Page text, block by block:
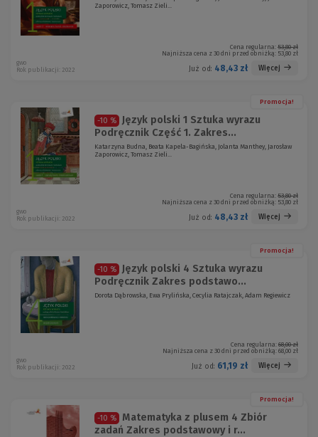
Zaporowicz, Tomasz Zieli...
Cena regularna: 53,80 zł
Najniższa cena z 30 dni przed obniżką: 53,80 zł
Już od: 48,43 zł Więcej
gwo
Rok publikacji: 2022
Promocja!
-10 %
Język polski 1 Sztuka wyrazu
Podręcznik Część 1. Zakres...
Katarzyna Budna, Beata Kapela-Bagińska, Jolanta Manthey, Jarosław
Zaporowicz, Tomasz Zieli...
Cena regularna: 53,80 zł
Najniższa cena z 30 dni przed obniżką: 53,80 zł
Już od: 48,43 zł Więcej
gwo
Rok publikacji: 2022
Promocja!
-10 %
Język polski 4 Sztuka wyrazu
Podręcznik Zakres podstawo...
Dorota Dąbrowska, Ewa Prylińska, Cecylia Ratajczak, Adam Regiewicz
Cena regularna: 68,00 zł
Najniższa cena z 30 dni przed obniżką: 68,00 zł
Już od: 61,19 zł Więcej
gwo
Rok publikacji: 2022
Promocja!
-10 %
Matematyka z plusem 4 Zbiór
zadań Zakres podstawowy i r...